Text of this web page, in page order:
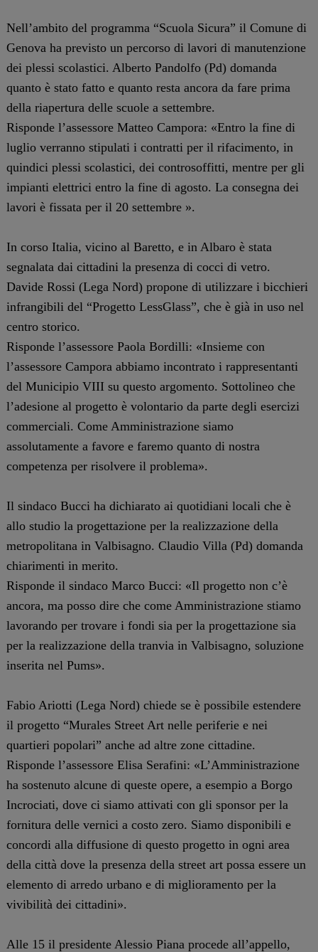
Nell’ambito del programma “Scuola Sicura” il Comune di
Genova ha previsto un percorso di lavori di manutenzione
dei plessi scolastici. Alberto Pandolfo (Pd) domanda
quanto è stato fatto e quanto resta ancora da fare prima
della riapertura delle scuole a settembre.
Risponde l’assessore Matteo Campora: «Entro la fine di
luglio verranno stipulati i contratti per il rifacimento, in
quindici plessi scolastici, dei controsoffitti, mentre per gli
impianti elettrici entro la fine di agosto. La consegna dei
lavori è fissata per il 20 settembre ».
In corso Italia, vicino al Baretto, e in Albaro è stata
segnalata dai cittadini la presenza di cocci di vetro.
Davide Rossi (Lega Nord) propone di utilizzare i bicchieri
infrangibili del “Progetto LessGlass”, che è già in uso nel
centro storico.
Risponde l’assessore Paola Bordilli: «Insieme con
l’assessore Campora abbiamo incontrato i rappresentanti
del Municipio VIII su questo argomento. Sottolineo che
l’adesione al progetto è volontario da parte degli esercizi
commerciali. Come Amministrazione siamo
assolutamente a favore e faremo quanto di nostra
competenza per risolvere il problema».
Il sindaco Bucci ha dichiarato ai quotidiani locali che è
allo studio la progettazione per la realizzazione della
metropolitana in Valbisagno. Claudio Villa (Pd) domanda
chiarimenti in merito.
Risponde il sindaco Marco Bucci: «Il progetto non c’è
ancora, ma posso dire che come Amministrazione stiamo
lavorando per trovare i fondi sia per la progettazione sia
per la realizzazione della tranvia in Valbisagno, soluzione
inserita nel Pums».
Fabio Ariotti (Lega Nord) chiede se è possibile estendere
il progetto “Murales Street Art nelle periferie e nei
quartieri popolari” anche ad altre zone cittadine.
Risponde l’assessore Elisa Serafini: «L’Amministrazione
ha sostenuto alcune di queste opere, a esempio a Borgo
Incrociati, dove ci siamo attivati con gli sponsor per la
fornitura delle vernici a costo zero. Siamo disponibili e
concordi alla diffusione di questo progetto in ogni area
della città dove la presenza della street art possa essere un
elemento di arredo urbano e di miglioramento per la
vivibilità dei cittadini».
Alle 15 il presidente Alessio Piana procede all’appello,